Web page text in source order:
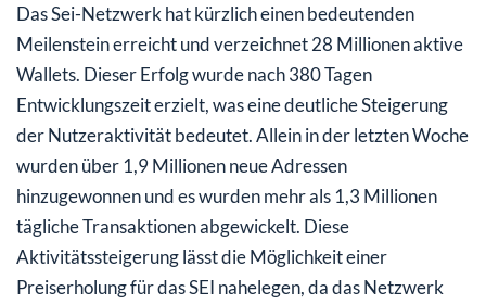
Das Sei-Netzwerk hat kürzlich einen bedeutenden
Meilenstein erreicht und verzeichnet 28 Millionen aktive
Wallets. Dieser Erfolg wurde nach 380 Tagen
Entwicklungszeit erzielt, was eine deutliche Steigerung
der Nutzeraktivität bedeutet. Allein in der letzten Woche
wurden über 1,9 Millionen neue Adressen
hinzugewonnen und es wurden mehr als 1,3 Millionen
tägliche Transaktionen abgewickelt. Diese
Aktivitätssteigerung lässt die Möglichkeit einer
Preiserholung für das SEI nahelegen, da das Netzwerk